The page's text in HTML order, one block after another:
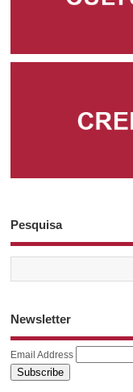
Pesquisa
Newsletter
Email Address